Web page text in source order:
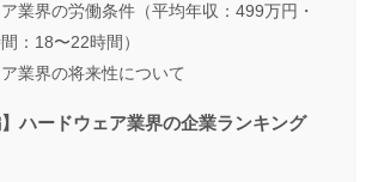
業界の労働条件（平均年収：499万円・
：18〜22時間）
業界の将来性について
】ハードウェア業界の企業ランキング